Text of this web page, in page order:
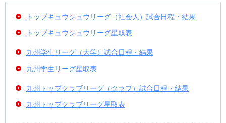
トップキュウシュウリーグ（社会人）試合日程・結果
トップキュウシュウリーグ星取表
九州学生リーグ（大学）試合日程・結果
九州学生リーグ星取表
九州トップクラブリーグ（クラブ）試合日程・結果
九州トップクラブリーグ星取表